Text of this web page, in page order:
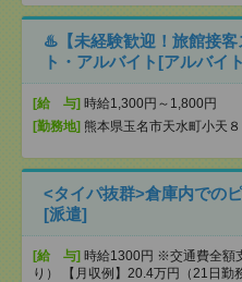
♨️【未経験歓迎！旅館接
ト・アルバイト[アルバイ
[給 与] 時給1,300円～1,800円
[勤務地] 熊本県玉名市天水町小天８
<タイパ抜群>倉庫内での
[派遣]
[給 与] 時給1300円 ※交通費全額
り） 【月収例】20.4万円（21日